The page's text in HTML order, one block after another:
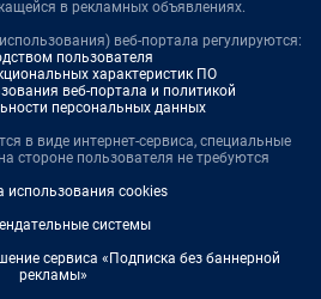
в рекламных объявлениях.
веб-портала регулируются:
пользователя
характеристик ПО
веб-портала и политикой
персональных данных
в виде интернет-сервиса, специальные
стороне пользователя не требуются
использования cookies
системы
сервиса «Подписка без баннерной
рекламы»